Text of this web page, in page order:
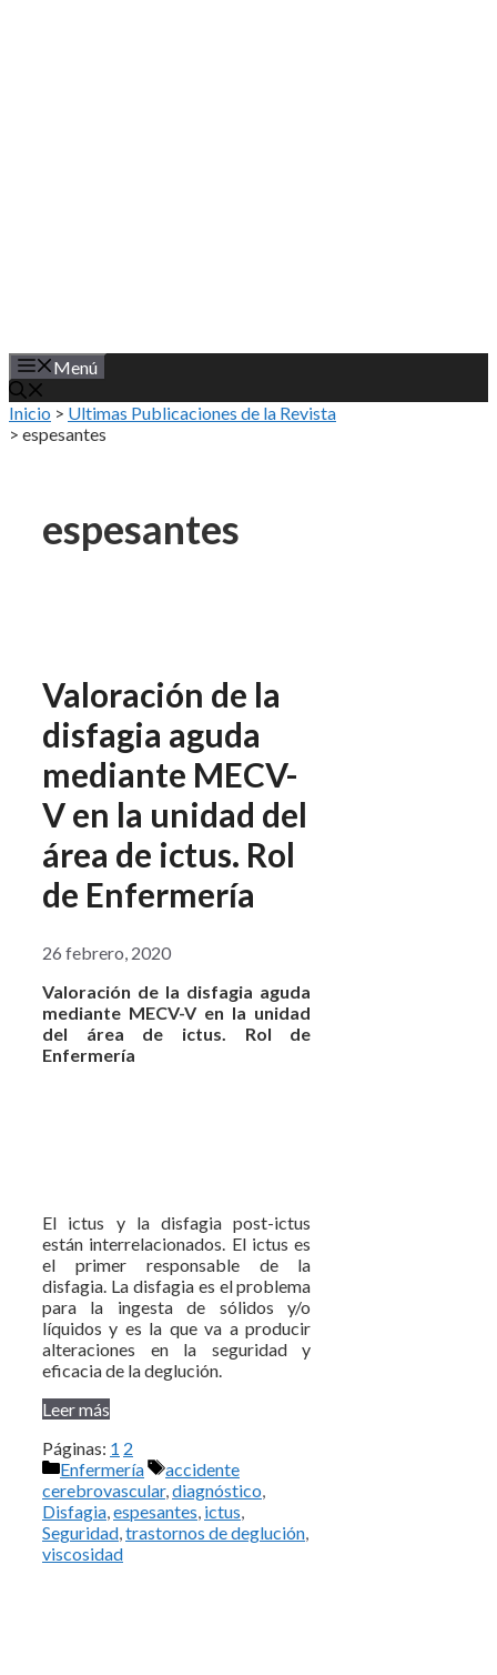
Menú
Inicio > Ultimas Publicaciones de la Revista
> espesantes
espesantes
Valoración de la
disfagia aguda
mediante MECV-
V en la unidad del
área de ictus. Rol
de Enfermería
26 febrero, 2020
Valoración de la disfagia aguda
mediante MECV-V en la unidad
del área de ictus. Rol de
Enfermería
El ictus y la disfagia post-ictus
están interrelacionados. El ictus es
el primer responsable de la
disfagia. La disfagia es el problema
para la ingesta de sólidos y/o
líquidos y es la que va a producir
alteraciones en la seguridad y
eficacia de la deglución.
Leer más
Páginas: 1 2
Categorías
Enfermería Etiquetas
accidente
cerebrovascular,diagnóstico,
Disfagia,espesantes, ictus,
Seguridad,trastornos de deglución,
viscosidad